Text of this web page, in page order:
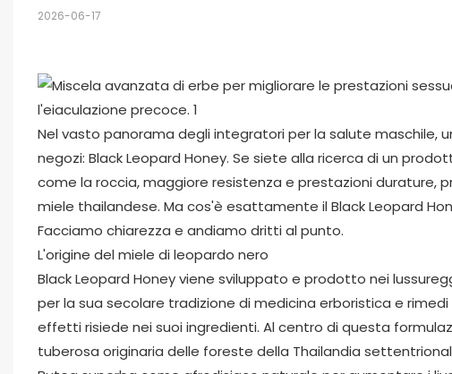
2026-06-17
Nel vasto panorama degli integratori per la salute maschile,
negozi: Black Leopard Honey. Se siete alla ricerca di un
come la roccia, maggiore resistenza e prestazioni
miele thailandese. Ma cos'è esattamente il Black Leopard
Facciamo chiarezza e andiamo dritti al punto.
L'origine del miele di leopardo nero
Black Leopard Honey viene sviluppato e prodotto nei
per la sua secolare tradizione di medicina erboristica e
effetti risiede nei suoi ingredienti. Al centro di questa
tuberosa originaria delle foreste della Thailandia